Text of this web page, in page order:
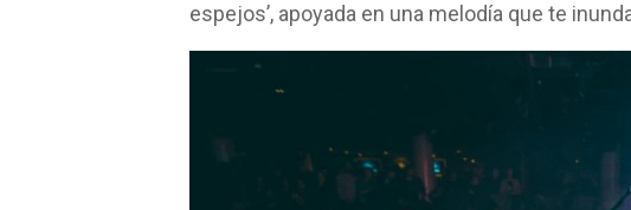
espejos’, apoyada en una melodía que te